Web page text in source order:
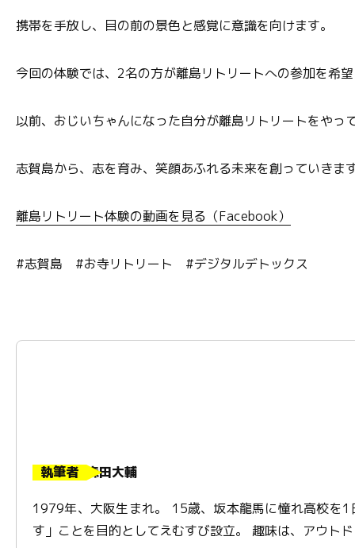
携帯を手放し、目の前の景色と感覚に意識を向けます。
今回の体験では、2名の方が離島リトリートへの参加を希
以前、おじいちゃんになった自分が離島リトリートをや
志賀島から、志を育み、笑顔あふれる未来を創っていきま
離島リトリート体験の動画を見る（Facebook）
#志賀島 #お寺リトリート #デジタルデトックス
執筆者 森田大輔
1979年、大阪生まれ。 15歳、坂本龍馬に憧れ高校を
す」ことを目的としてえむすび設立。 趣味は、アウト